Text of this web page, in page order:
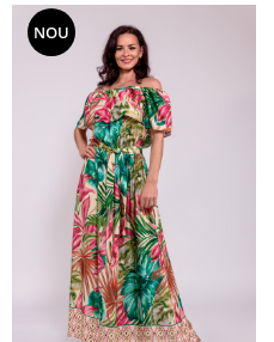
NOU